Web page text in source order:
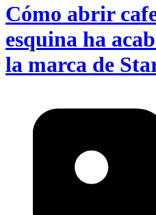
Cómo abrir
esquina ha
la marca de